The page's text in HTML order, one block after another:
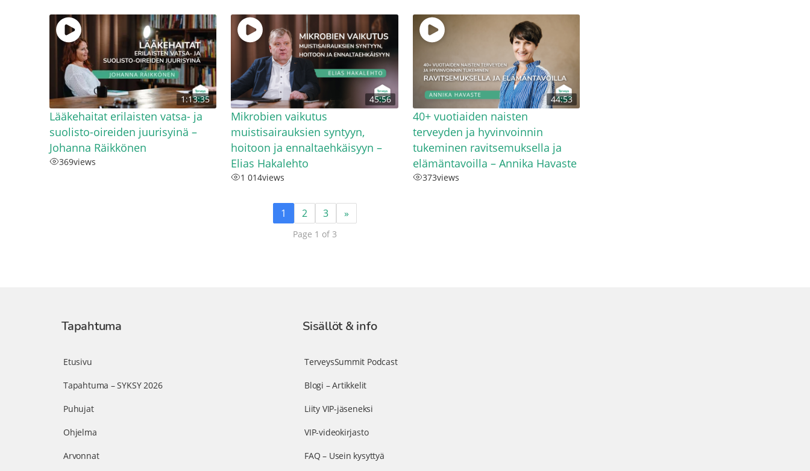
1:13:35
Lääkehaitat erilaisten vatsa- ja
suolisto-oireiden juurisyinä –
Johanna Räikkönen
369views
45:56
Mikrobien vaikutus
muistisairauksien syntyyn,
hoitoon ja ennaltaehkäisyyn –
Elias Hakalehto
1 014views
44:53
40+ vuotiaiden naisten
terveyden ja hyvinvoinnin
tukeminen ravitsemuksella ja
elämäntavoilla – Annika Havaste
373views
1 2 3 »
Page 1 of 3
Tapahtuma
Etusivu
Tapahtuma – SYKSY 2026
Puhujat
Ohjelma
Arvonnat
Sisällöt & info
TerveysSummit Podcast
Blogi – Artikkelit
Liity VIP-jäseneksi
VIP-videokirjasto
FAQ – Usein kysyttyä